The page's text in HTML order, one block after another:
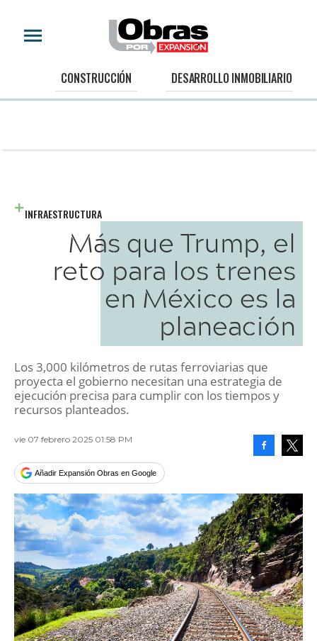
CONSTRUCCIÓN DESARROLLO INMOBILIARIO
INFRAESTRUCTURA
Más que Trump, el
reto para los trenes
en México es la
planeación
Los 3,000 kilómetros de rutas ferroviarias que
proyecta el gobierno necesitan una estrategia de
ejecución precisa para cumplir con los tiempos y
recursos planteados.
vie 07 febrero 2025 01:58 PM
Añadir Expansión Obras en Google